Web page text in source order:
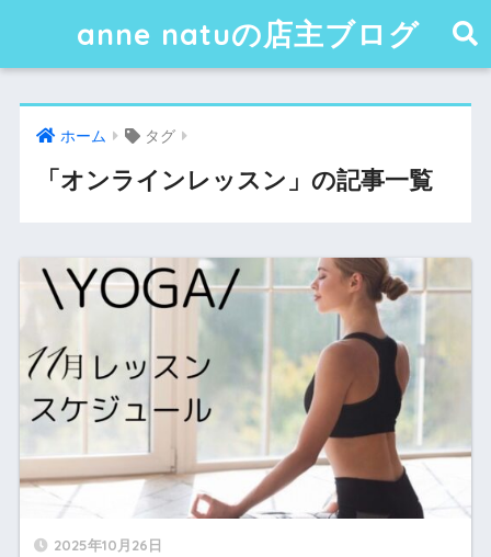
anne natuの店主ブログ
ホーム タグ
「オンラインレッスン」の記事一覧
2025年10月26日